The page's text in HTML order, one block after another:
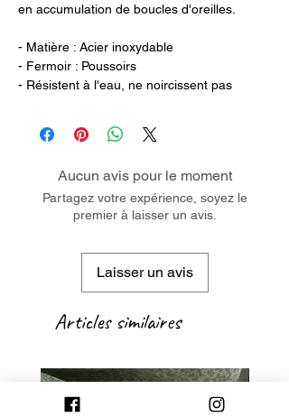
en accumulation de boucles d'oreilles.
- Matière : Acier inoxydable
- Fermoir : Poussoirs
- Résistent à l'eau, ne noircissent pas
Aucun avis pour le moment
Partagez votre expérience, soyez le
premier à laisser un avis.
Laisser un avis
Articles similaires